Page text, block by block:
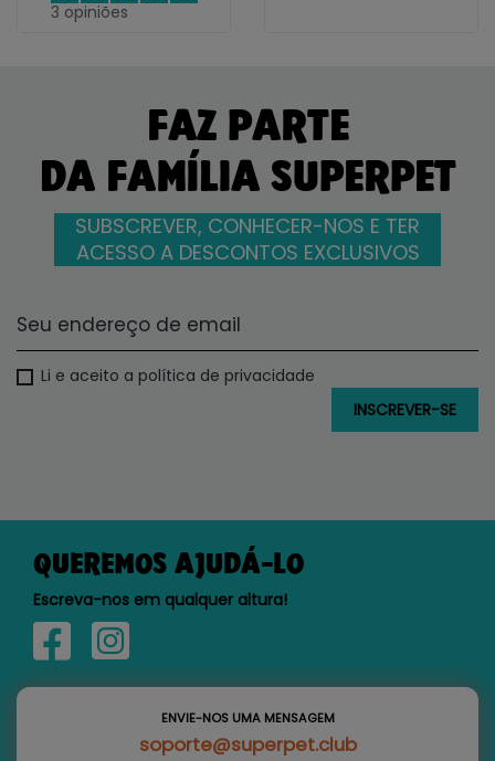
3 opiniões
FAZ PARTE
DA FAMÍLIA SUPERPET
SUBSCREVER, CONHECER-NOS E TER
ACESSO A DESCONTOS EXCLUSIVOS
Li e aceito a política de privacidade
QUEREMOS AJUDÁ-LO
Escreva-nos em qualquer altura!
ENVIE-NOS UMA MENSAGEM
soporte@superpet.club